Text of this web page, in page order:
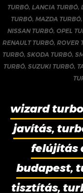
TURBÓ,LANCIA TURBÓ,
TURBÓ, MAZDA TURBÓ,
NISSAN TURBÓ, OPEL
RENAULT TURBÓ,ROVER
TURBÓ, SKODA TURBÓ,
TURBÓ,SUZUKI TURBÓ,
wizard
javítás,
felújítás
budapest,
tisztítás,